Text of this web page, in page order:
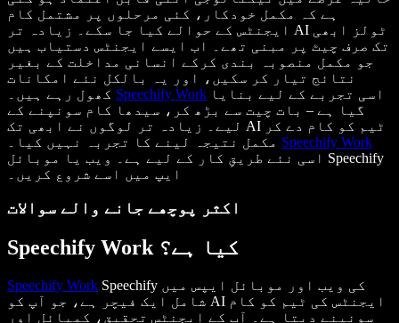
ہے کہ مکمل خودکار، کئی مرحلوں پر مشتمل کام
ایجنٹس کے حوالے کیا جا سکے۔ زیادہ تر AI ٹولز ابھی
تک صرف چیٹ پر مبنی تھے۔ اب ایسے ایجنٹس دستیاب ہیں
جو مکمل منصوبہ بندی کرکے انسانی مداخلت کے بغیر
نتائج تیار کر سکیں، اور یہ بالکل نئے امکانات
Speechify Work
گیا ہے – بات چیت سے بڑھ کر، سیدھا کام سونپنے کے
لیے۔ زیادہ تر لوگوں نے ابھی تک AI ٹیم کو کام دے کر
Speechify Work
اسی نئے طریقِ کار کے لیے ہے۔ ویب یا موبائل Speechify
ایپ میں اسے شروع کریں۔
اکثر پوچھے جانے والے سوالات
Speechify Work کیا ہے؟
Speechify Work Speechify کی ویب اور موبائل ایپس میں
شامل ایک فیچر ہے، جو آپ کو AI ایجنٹس کی ٹیم کو کام
سونپنے دیتا ہے۔ آپ کے ایجنٹس تحقیق، کمپائل اور